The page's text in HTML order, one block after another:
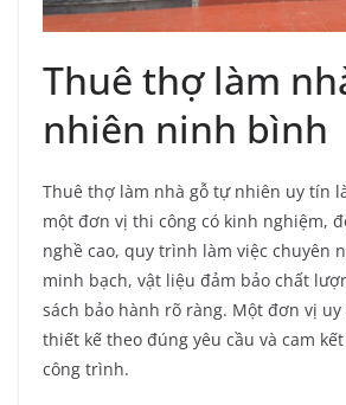
Thuê thợ làm
nhiên ninh bình
Thuê thợ làm nhà gỗ tự nhiên uy tín
một đơn vị thi công có kinh nghiệm,
nghề cao, quy trình làm việc chuyên
minh bạch, vật liệu đảm bảo chất
sách bảo hành rõ ràng. Một đơn vị
thiết kế theo đúng yêu cầu và cam
công trình.